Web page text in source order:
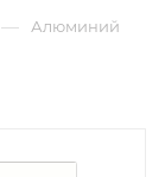
— Алюминий